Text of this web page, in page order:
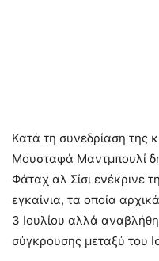
Κατά τη συνεδρίαση της
Μουσταφά Μαντμπουλί
Φάταχ αλ Σίσι ενέκρινε
εγκαίνια, τα οποία
3 Ιουλίου αλλά
σύγκρουσης μεταξύ του